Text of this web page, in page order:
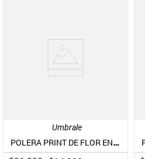
Umbrale
POLERA PRINT DE FLOR EN ESPALDA